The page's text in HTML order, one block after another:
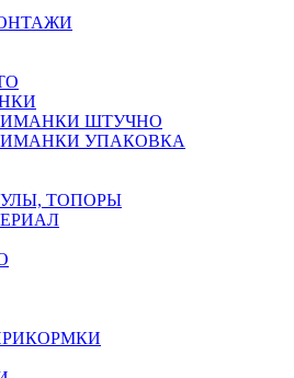
ШТУЧНО
УПАКОВКА
ТОПОРЫ